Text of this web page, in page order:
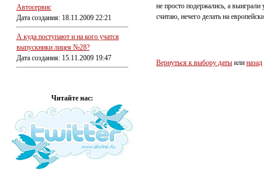
Автосервис
Дата создания: 18.11.2009 22:21
А куда поступают и на кого учатся
выпускники лицея №28?
Дата создания: 15.11.2009 19:47
Читайте нас:
не просто подержались, а выиграли
считаю, нечего делать на
Вернуться к выбору даты или назад